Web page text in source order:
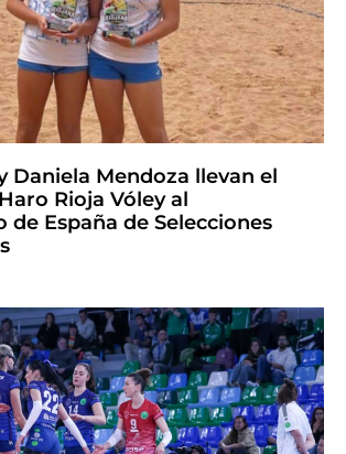
Daniela Mendoza llevan el
Rioja Vóley al
de España de Selecciones